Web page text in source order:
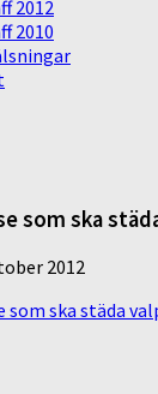
2012
2010
som ska
2012